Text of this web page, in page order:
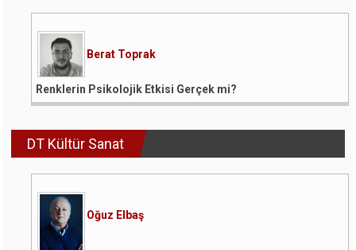
Berat Toprak
Renklerin Psikolojik Etkisi Gerçek mi?
DT Kültür Sanat
Oğuz Elbaş